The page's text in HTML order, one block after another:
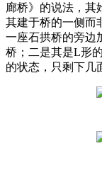
廊桥》的说法，其
其建于桥的一侧而
一座石拱桥的旁边
桥；二是其是L形
的状态，只剩下几